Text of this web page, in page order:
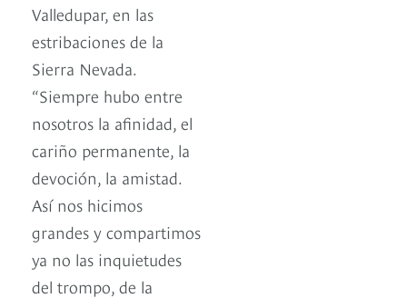
Valledupar, en las
estribaciones de la
Sierra Nevada.
“Siempre hubo entre
nosotros la afinidad, el
cariño permanente, la
devoción, la amistad.
Así nos hicimos
grandes y compartimos
ya no las inquietudes
del trompo, de la